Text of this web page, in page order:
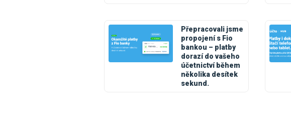
Přepracovali jsme
propojení s Fio
bankou – platby
dorazí do vašeho
účetnictví během
několika desítek
sekund.